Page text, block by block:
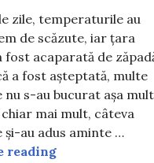
sa se ridică la
zile, temperaturile au
de scăzute, iar țara
fost acaparată de
a fost așteptată, multe
nu s-au bucurat așa mult
chiar mai mult, câteva
și-au adus aminte …
readingCea mai